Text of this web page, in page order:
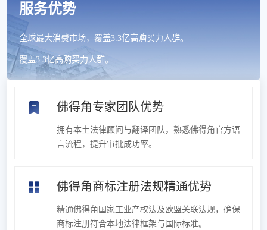
服务优势
全球最大消费市场，覆盖3.3亿高购买力人群。
覆盖3.3亿高购买力人群。
佛得角专家团队优势
拥有本土法律顾问与翻译团队，熟悉佛得角官方语
言流程，提升审批成功率。
佛得角商标注册法规精通优势
精通佛得角国家工业产权法及欧盟关联法规，确保
商标注册符合本地法律框架与国际标准。